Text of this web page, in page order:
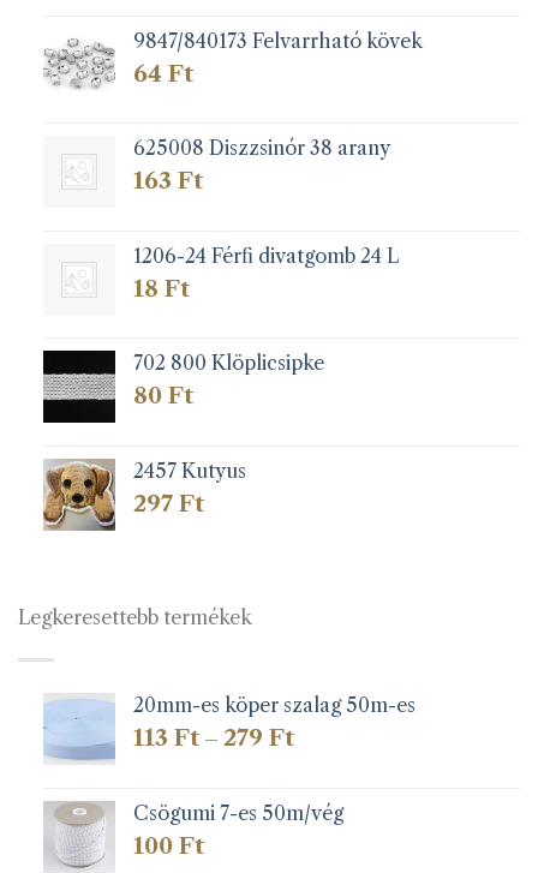
9847/840173 Felvarrható kövek
64 Ft
625008 Diszzsinór 38 arany
163 Ft
1206-24 Férfi divatgomb 24 L
18 Ft
702 800 Klöplicsipke
80 Ft
2457 Kutyus
297 Ft
Legkeresettebb termékek
20mm-es köper szalag 50m-es
113 Ft – 279 FtÁrtartomány:
279 Ft
Csögumi 7-es 50m/vég
100 Ft